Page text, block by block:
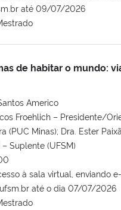
até 09/07/2026
de habitar o mundo:
Americo
Froehlich – Presidente/
(PUC Minas); Dra. Ester
Suplente (UFSM)
à sala virtual, enviando
até o dia 07/07/2026